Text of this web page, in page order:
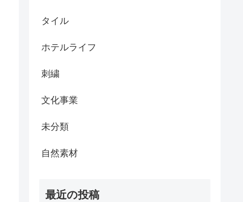
タイル
ホテルライフ
刺繍
文化事業
未分類
自然素材
最近の投稿